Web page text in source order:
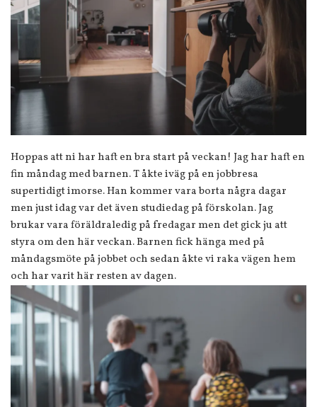
Hoppas att ni har haft en bra start på veckan! Jag har haft en
fin måndag med barnen. T åkte iväg på en jobbresa
supertidigt imorse. Han kommer vara borta några dagar
men just idag var det även studiedag på förskolan. Jag
brukar vara föräldraledig på fredagar men det gick ju att
styra om den här veckan. Barnen fick hänga med på
måndagsmöte på jobbet och sedan åkte vi raka vägen hem
och har varit här resten av dagen.